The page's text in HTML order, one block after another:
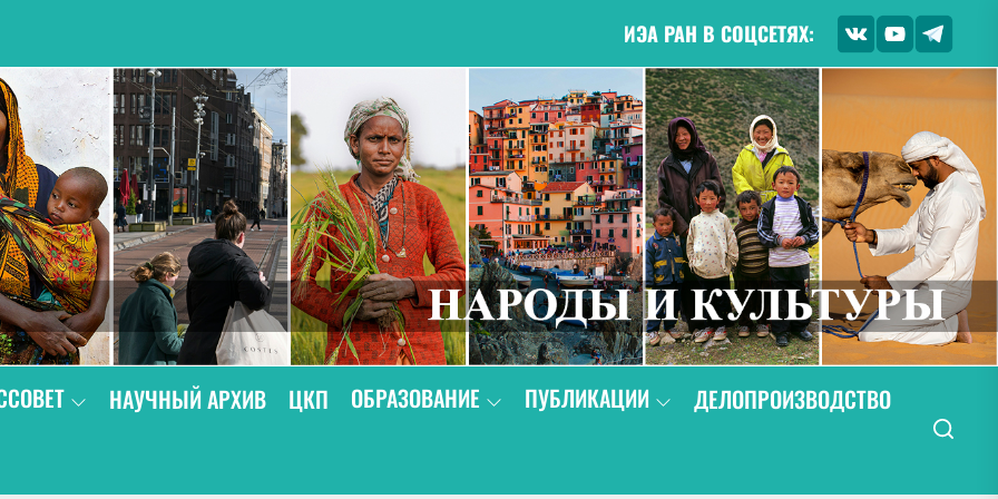
ИЭА РАН В СОЦСЕТЯХ:
НАУЧНЫЙ АРХИВ ЦКП ОБРАЗОВАНИЕ ПУБЛИКАЦИИ
ДЕЛОПРОИЗВОДСТВО